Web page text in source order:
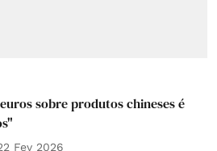
sobre produtos chineses é
Fev 2026